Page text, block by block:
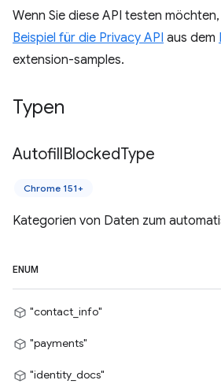
Wenn Sie diese API testen
Beispiel für die Privacy API aus dem
extension-samples.
Typen
AutofillBlockedType
Chrome 151+
Kategorien von Daten zum
ENUM
"contact_info"
"payments"
"identity_docs"